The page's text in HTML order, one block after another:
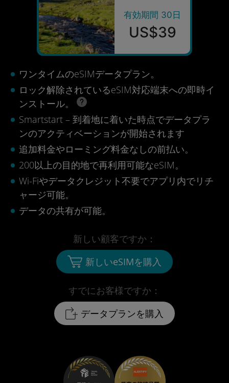
有効期間 30日
US$39
ワンタイムのeSIMデータプラン。
ロック解除されているeSIM対応端末への即時イ
ンストール。
Smartstart – 到着地に着いた時点でデータプラ
ンのアクティベーションが開始されます
追加料金やローミング料金なしの前払い。
200以上の目的地で再利用可能なeSIM。
Wi-Fiやデータクレジット不要でアプリ内でリチ
ャージ可能。
データの共有が可能。
すでにお客様ですか：
データプランを購入
新しい顧客ですか：
新しいeSIMを購入